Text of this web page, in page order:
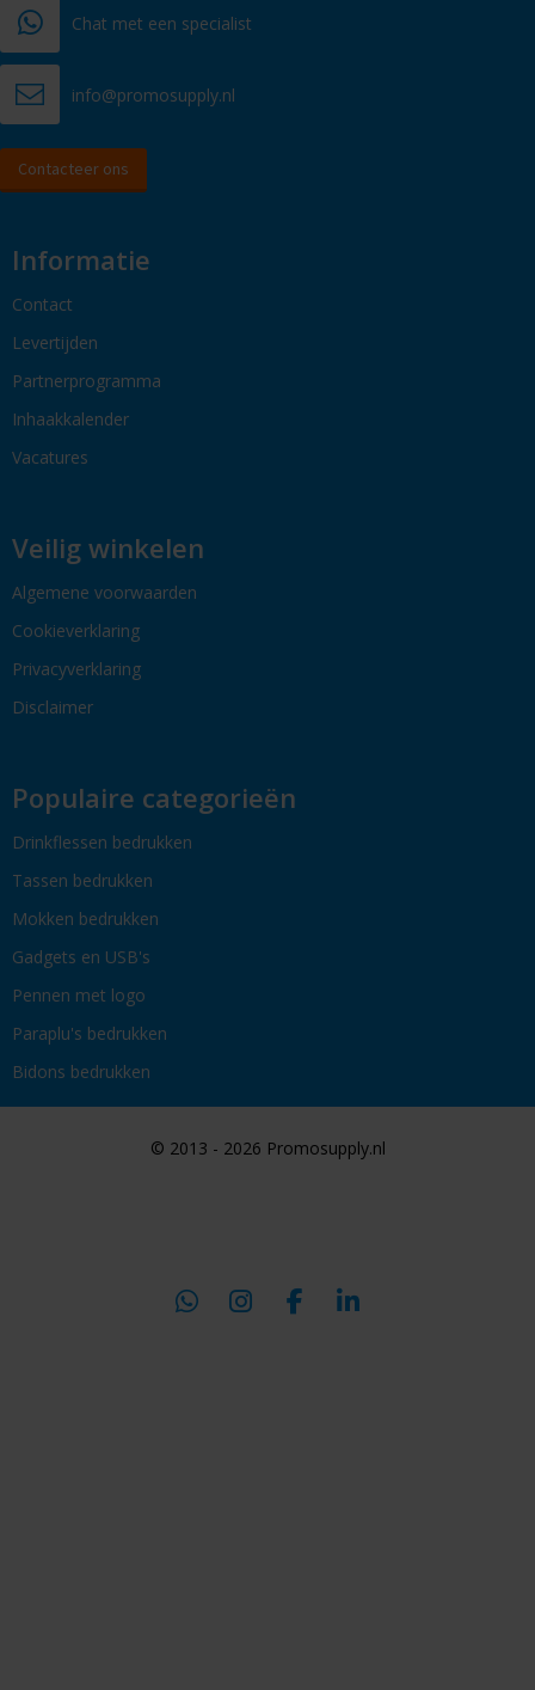
Chat met een specialist
info@promosupply.nl
Contacteer ons
Informatie
Contact
Levertijden
Partnerprogramma
Inhaakkalender
Vacatures
Veilig winkelen
Algemene voorwaarden
Cookieverklaring
Privacyverklaring
Disclaimer
Populaire categorieën
Drinkflessen bedrukken
Tassen bedrukken
Mokken bedrukken
Gadgets en USB's
Pennen met logo
Paraplu's bedrukken
Bidons bedrukken
© 2013 - 2026 Promosupply.nl